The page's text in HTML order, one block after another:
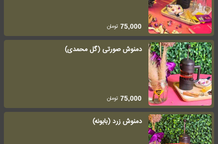
75,000 تومان
دمنوش صورتی (گل محمدی)
75,000 تومان
دمنوش زرد (بابونه)